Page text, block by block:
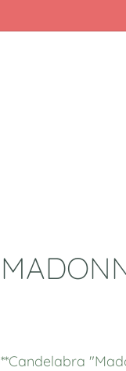
**Candelabra